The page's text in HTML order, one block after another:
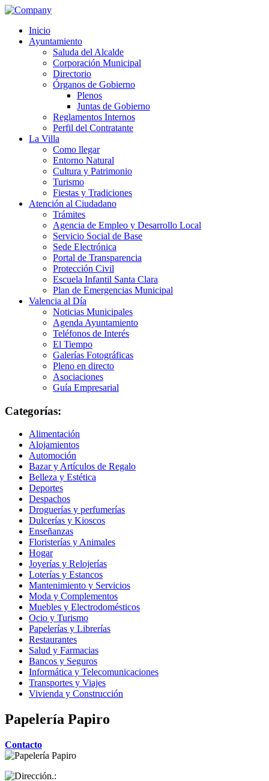
Inicio
Ayuntamiento
Saluda del Alcalde
Corporación Municipal
Directorio
Órganos de Gobierno
Plenos
Juntas de Gobierno
Reglamentos Internos
Perfil del Contratante
La Villa
Como llegar
Entorno Natural
Cultura y Patrimonio
Turismo
Fiestas y Tradiciones
Atención al Ciudadano
Trámites
Agencia de Empleo y Desarrollo Local
Servicio Social de Base
Sede Electrónica
Portal de Transparencia
Protección Civil
Escuela Infantil Santa Clara
Plan de Emergencias Municipal
Valencia al Día
Noticias Municipales
Agenda Ayuntamiento
Teléfonos de Interés
El Tiempo
Galerías Fotográficas
Pleno en directo
Asociaciones
Guía Empresarial
Categorías:
Alimentación
Alojamientos
Automoción
Bazar y Artículos de Regalo
Belleza y Estética
Deportes
Despachos
Droguerías y perfumerías
Dulcerías y Kioscos
Enseñanzas
Floristerías y Animales
Hogar
Joyerías y Relojerías
Loterías y Estancos
Mantenimiento y Servicios
Moda y Complementos
Muebles y Electrodomésticos
Ocio y Turismo
Papelerías y Librerías
Restaurantes
Salud y Farmacias
Bancos y Seguros
Informática y Telecomunicaciones
Transportes y Viajes
Vivienda y Construcción
Papelería Papiro
Contacto